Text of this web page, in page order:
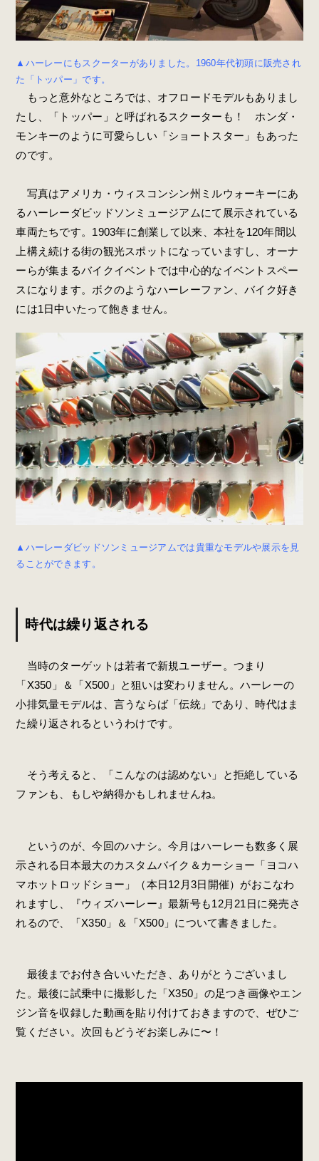
▲ハーレーにもスクーターがありました。1960年代初頭に販売され
た「トッパー」です。
もっと意外なところでは、オフロードモデルもありまし
たし、「トッパー」と呼ばれるスクーターも！ ホンダ・
モンキーのように可愛らしい「ショートスター」もあった
のです。
写真はアメリカ・ウィスコンシン州ミルウォーキーにあ
るハーレーダビッドソンミュージアムにて展示されている
車両たちです。1903年に創業して以来、本社を120年間以
上構え続ける街の観光スポットになっていますし、オーナ
ーらが集まるバイクイベントでは中心的なイベントスペー
スになります。ボクのようなハーレーファン、バイク好き
には1日中いたって飽きません。
▲ハーレーダビッドソンミュージアムでは貴重なモデルや展示を見
ることができます。
時代は繰り返される
当時のターゲットは若者で新規ユーザー。つまり
「X350」＆「X500」と狙いは変わりません。ハーレーの
小排気量モデルは、言うならば「伝統」であり、時代はま
た繰り返されるというわけです。
そう考えると、「こんなのは認めない」と拒絶している
ファンも、もしや納得かもしれませんね。
というのが、今回のハナシ。今月はハーレーも数多く展
示される日本最大のカスタムバイク＆カーショー「ヨコハ
マホットロッドショー」（本日12月3日開催）がおこなわ
れますし、『ウィズハーレー』最新号も12月21日に発売さ
れるので、「X350」＆「X500」について書きました。
最後までお付き合いいただき、ありがとうございまし
た。最後に試乗中に撮影した「X350」の足つき画像やエン
ジン音を収録した動画を貼り付けておきますので、ぜひご
覧ください。次回もどうぞお楽しみに〜！